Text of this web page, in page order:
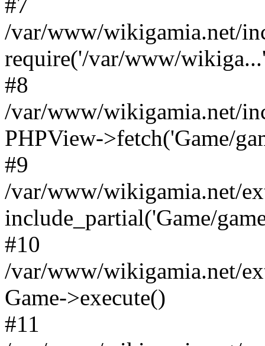
/var/www/wikigamia.net/
require('/var/www/
#8
/var/www/wikigamia.net/
PHPView->fetch('Game/
#9
/var/www/wikigamia.net/
include_partial('Game/
#10
/var/www/wikigamia.net/
Game->execute()
#11